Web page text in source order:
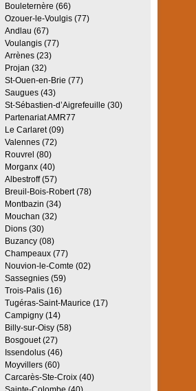
Bouleternère (66)
Ozouer-le-Voulgis (77)
Andlau (67)
Voulangis (77)
Arrènes (23)
Projan (32)
St-Ouen-en-Brie (77)
Saugues (43)
St-Sébastien-d’Aigrefeuille (30)
Partenariat AMR77
Le Carlaret (09)
Valennes (72)
Rouvrel (80)
Morganx (40)
Albestroff (57)
Breuil-Bois-Robert (78)
Montbazin (34)
Mouchan (32)
Dions (30)
Buzancy (08)
Champeaux (77)
Nouvion-le-Comte (02)
Sassegnies (59)
Trois-Palis (16)
Tugéras-Saint-Maurice (17)
Campigny (14)
Billy-sur-Oisy (58)
Bosgouet (27)
Issendolus (46)
Moyvillers (60)
Carcarès-Ste-Croix (40)